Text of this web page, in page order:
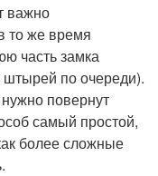
важно
то же время
часть замка
штырей по очереди).
повернут
самый простой,
более сложные